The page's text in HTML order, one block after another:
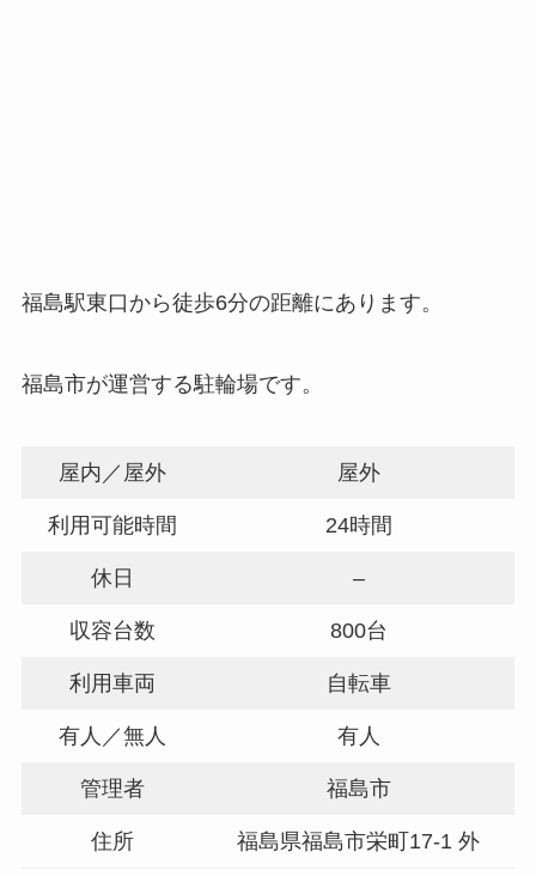
福島駅東口から徒歩6分の距離にあります。
福島市が運営する駐輪場です。
屋内／屋外 屋外
利用可能時間 24時間
休日 –
収容台数 800台
利用車両 自転車
有人／無人 有人
管理者 福島市
住所 福島県福島市栄町17-1 外